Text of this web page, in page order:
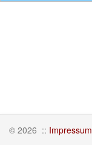
© 2026 :: Impressum